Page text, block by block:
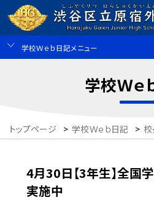
学校Ｗｅｂ日記メニュー
学校Ｗｅ
トップページ > 学校Ｗｅｂ日記 >
4月30日【3年生】全国
実施中